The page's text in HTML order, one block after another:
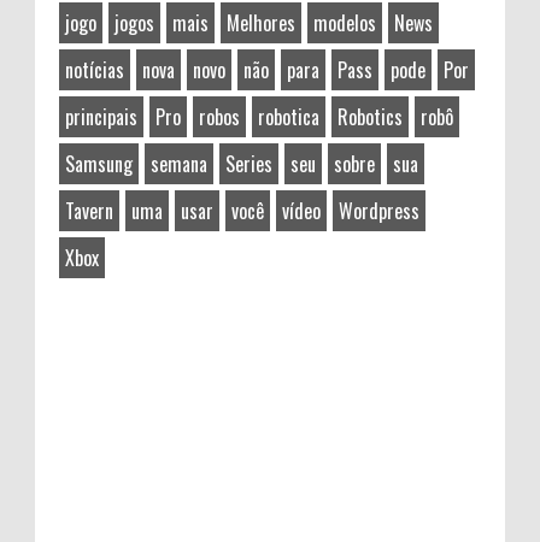
jogo
jogos mais Melhores modelos
News
notícias
nova novo não para Pass pode
Por
principais
Pro robos robotica Robotics
robô
Samsung
semana Series seu sobre
sua
Tavern
uma usar você vídeo
Wordpress
Xbox